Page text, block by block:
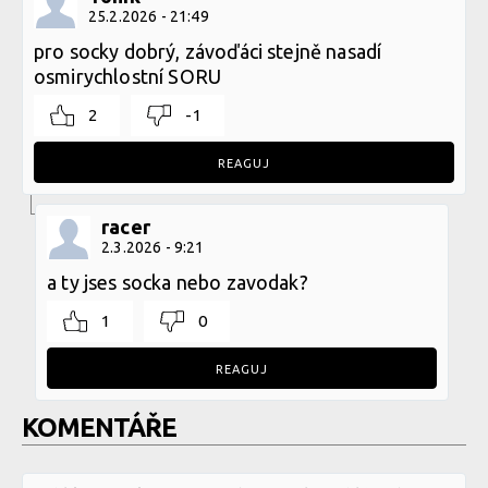
25.2.2026 - 21:49
pro socky dobrý, závoďáci stejně nasadí
osmirychlostní SORU
2 -1
REAGUJ
racer
2.3.2026 - 9:21
a ty jses socka nebo zavodak?
1 0
REAGUJ
KOMENTÁŘE